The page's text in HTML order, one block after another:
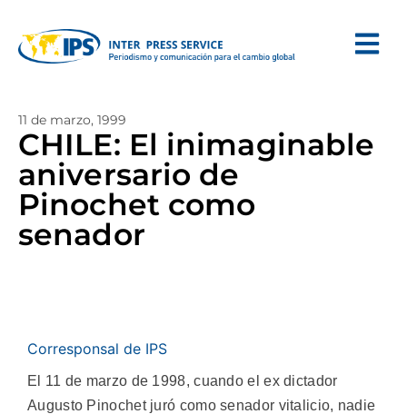
11 de marzo, 1999
CHILE: El inimaginable
aniversario de
Pinochet como
senador
Corresponsal de IPS
El 11 de marzo de 1998, cuando el ex dictador
Augusto Pinochet juró como senador vitalicio, nadie